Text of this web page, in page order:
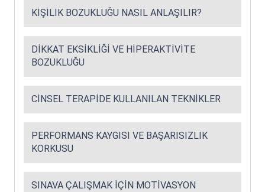
KIŞILIK BOZUKLUĞU NASIL ANLAŞILIR?
DIKKAT EKSIKLIĞI VE HIPERAKTIVITE
BOZUKLUĞU
CINSEL TERAPIDE KULLANILAN TEKNIKLER
PERFORMANS KAYGISI VE BAŞARISIZLIK
KORKUSU
SINAVA ÇALIŞMAK İÇIN MOTIVASYON